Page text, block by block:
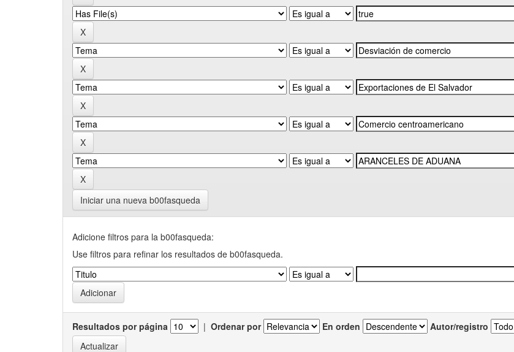
Iniciar una nueva b00fasqueda
Adicione filtros para la b00fasqueda:
Use filtros para refinar los resultados de b00fasqueda.
Resultados por página | Ordenar por En orden Autor/registro